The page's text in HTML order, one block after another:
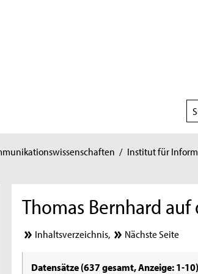
/ Institut für
Thomas Bernhard
Inhaltsverzeichnis, Nächste Seite
Datensätze (637 gesamt, Anzeige: 1-10)